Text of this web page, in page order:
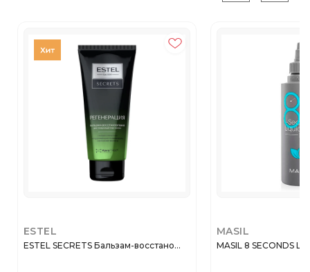
ESTEL
ESTEL SECRETS Бальзам-восстано...
MASIL
MASIL 8 SECONDS